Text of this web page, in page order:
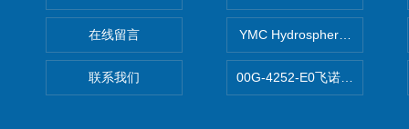
在线留言
联系我们
YMC Hydrosphere C18亲水
00G-4252-E0飞诺美Luna